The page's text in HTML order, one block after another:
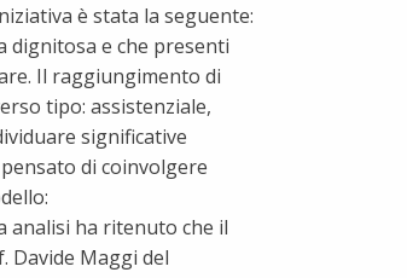
è stata la seguente:
dignitosa e che presenti
Il raggiungimento di
tipo: assistenziale,
significative
di coinvolgere
analisi ha ritenuto che il
Maggi del